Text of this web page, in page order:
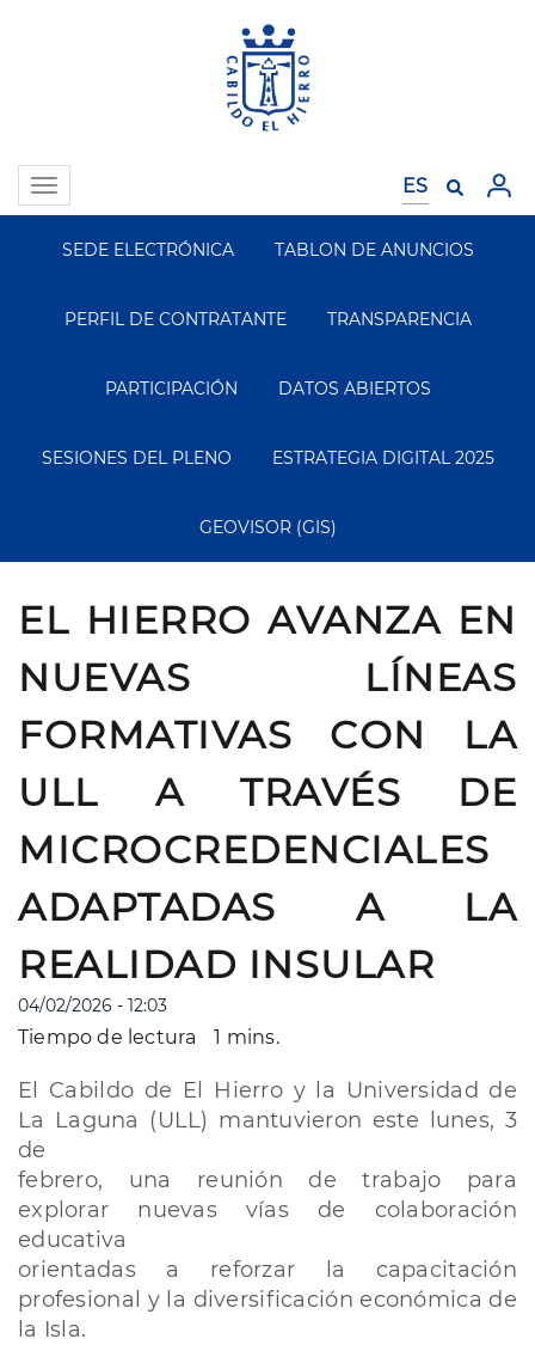
Toggle
navigation
Segundo
Menu
SEDE ELECTRÓNICA TABLON DE ANUNCIOS
PERFIL DE CONTRATANTE TRANSPARENCIA
PARTICIPACIÓN DATOS ABIERTOS
SESIONES DEL PLENO ESTRATEGIA DIGITAL 2025
GEOVISOR (GIS)
EL HIERRO AVANZA EN
NUEVAS LÍNEAS
FORMATIVAS CON LA
ULL A TRAVÉS DE
MICROCREDENCIALES
ADAPTADAS A LA
REALIDAD INSULAR
04/02/2026 - 12:03
Tiempo de lectura 1 mins.
El Cabildo de El Hierro y la Universidad de
La Laguna (ULL) mantuvieron este lunes, 3
de
febrero, una reunión de trabajo para
explorar nuevas vías de colaboración
educativa
orientadas a reforzar la capacitación
profesional y la diversificación económica de
la Isla.